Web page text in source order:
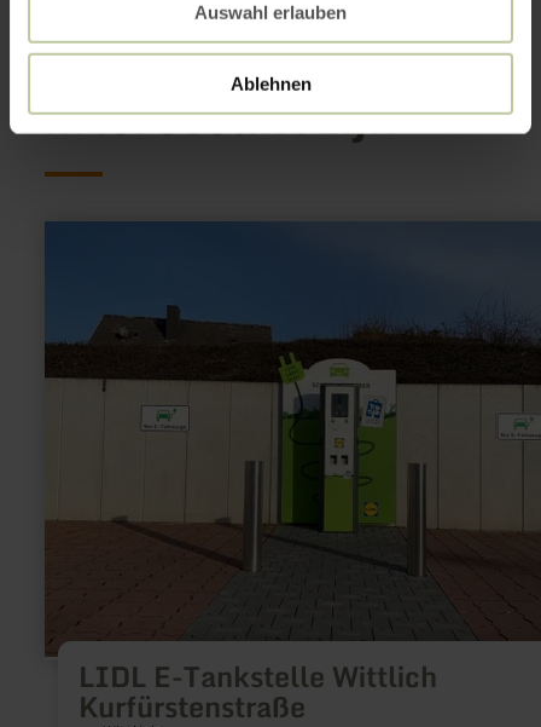
Auswahl erlauben
Ablehnen
Dit kan ook
interessant zijn
LIDL E-Tankstelle Wittlich
Kurfürstenstraße
Tankstelle
Wittlich